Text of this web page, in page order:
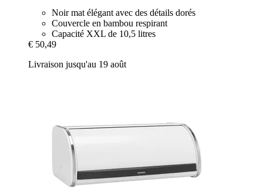
Noir mat élégant avec des détails dorés
Couvercle en bambou respirant
Capacité XXL de 10,5 litres
€ 50,49
Livraison jusqu'au 19 août